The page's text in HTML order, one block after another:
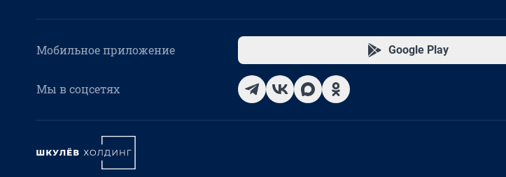
Мобильное приложение Google Play
Мы в соцсетях